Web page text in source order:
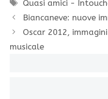
Quasi amici -
Biancaneve: nuove
Oscar 2012,
musicale